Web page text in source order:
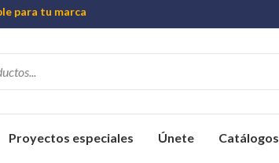
para tu marca
promocionales
Proyectos especiales Únete Catálogos